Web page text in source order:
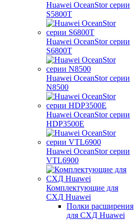
Huawei OceanStor серии
S5800T
Huawei OceanStor серии
S6800T
Huawei OceanStor серии
N8500
Huawei OceanStor серии
HDP3500E
Huawei OceanStor серии
VTL6900
Комплектующие для
СХД Huawei
Полки расширения
для СХД Huawei